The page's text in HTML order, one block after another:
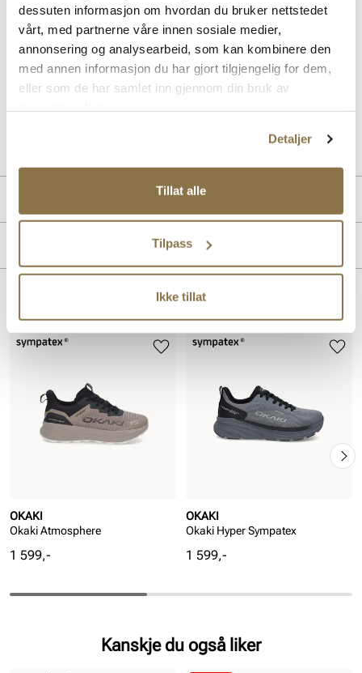
dessuten informasjon om hvordan du bruker nettstedet
vårt, med partnerne våre innen sosiale medier,
annonsering og analysearbeid, som kan kombinere den
med annen informasjon du har gjort tilgjengelig for dem,
eller som de har samlet inn gjennom din bruk av
Detaljer
Tillat alle
Tilpass
Ikke tillat
Top snøring, som er en svært praktisk og effektiv snørefunksjon.
Yttersålen består av myk, responsiv og støtdempende EVA Phylon-
materiale, og den har gummi under som øker slitestyrken. MaxGrip-
teknologien sikrer et sikkert fotfeste, perfekt for aktive dager. Ideell
for både fritid og sport, gir den en moderne og funksjonell stil.
Modellen er 100% vanntett med Sympatex-membran.
Såle:Gummi
Lignende produkter
OKAKI
Okaki Atmosphere
Pris
1 599,-
OKAKI
Okaki Hyper Sympatex
Pris
1 599,-
Kanskje du også liker